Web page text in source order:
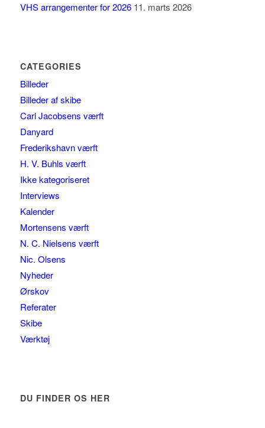
VHS arrangementer for 2026 11. marts 2026
CATEGORIES
Billeder
Billeder af skibe
Carl Jacobsens værft
Danyard
Frederikshavn værft
H. V. Buhls værft
Ikke kategoriseret
Interviews
Kalender
Mortensens værft
N. C. Nielsens værft
Nic. Olsens
Nyheder
Ørskov
Referater
Skibe
Værktøj
DU FINDER OS HER